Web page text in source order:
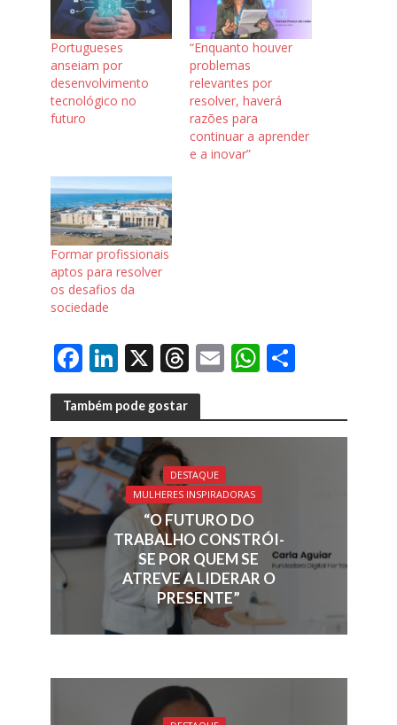
Portugueses
anseiam por
desenvolvimento
tecnológico no
futuro
“Enquanto houver
problemas
relevantes por
resolver, haverá
razões para
continuar a aprender
e a inovar”
Formar profissionais
aptos para resolver
os desafios da
sociedade
F
ac
e
b
o
o
k
Li
n
k
e
dI
n
X T
h
re
a
d
s
E
ai
l
W
at
s
p
p
S
ar
e
Também pode gostar
DESTAQUE
MULHERES INSPIRADORAS
“O FUTURO DO
TRABALHO CONSTRÓI-
SE POR QUEM SE
ATREVE A LIDERAR O
PRESENTE”